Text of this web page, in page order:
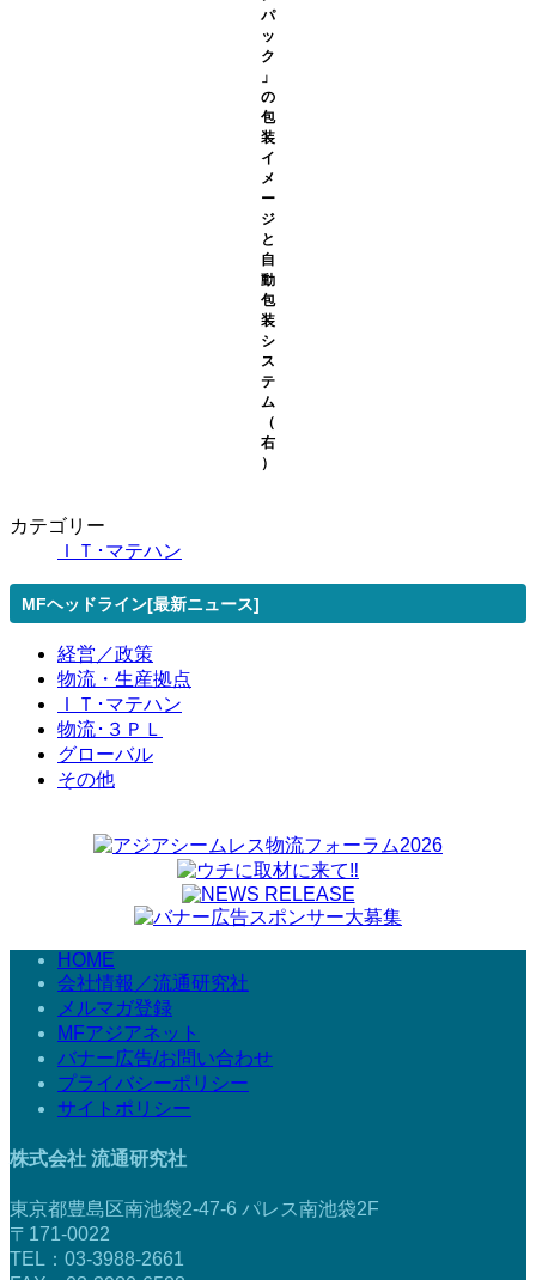
パ
ッ
ク
」
の
包
装
イ
メ
ー
ジ
と
自
動
包
装
シ
ス
テ
ム
（
右
）
カテゴリー
ＩＴ･マテハン
MFヘッドライン[最新ニュース]
経営／政策
物流・生産拠点
ＩＴ･マテハン
物流･３ＰＬ
グローバル
その他
HOME
会社情報／流通研究社
メルマガ登録
MFアジアネット
バナー広告/お問い合わせ
プライバシーポリシー
サイトポリシー
株式会社 流通研究社
東京都豊島区南池袋2-47-6 パレス南池袋2F
〒171-0022
TEL：03-3988-2661